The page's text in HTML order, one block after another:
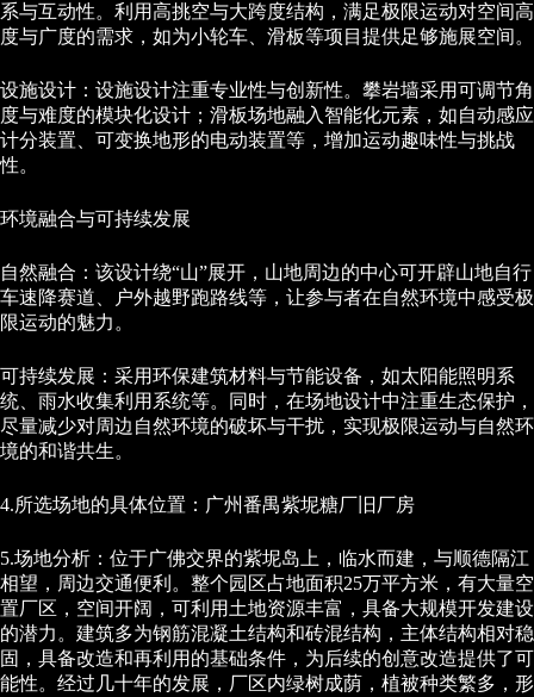
系与互动性。利用高挑空与大跨度结构，满足极限运动对空间高
度与广度的需求，如为小轮车、滑板等项目提供足够施展空间。
设施设计：设施设计注重专业性与创新性。攀岩墙采用可调节角
度与难度的模块化设计；滑板场地融入智能化元素，如自动感应
计分装置、可变换地形的电动装置等，增加运动趣味性与挑战
性。
环境融合与可持续发展
自然融合：该设计绕“山”展开，山地周边的中心可开辟山地自行
车速降赛道、户外越野跑路线等，让参与者在自然环境中感受极
限运动的魅力。
可持续发展：采用环保建筑材料与节能设备，如太阳能照明系
统、雨水收集利用系统等。同时，在场地设计中注重生态保护，
尽量减少对周边自然环境的破坏与干扰，实现极限运动与自然环
境的和谐共生。
4.所选场地的具体位置：广州番禺紫坭糖厂旧厂房
5.场地分析：位于广佛交界的紫坭岛上，临水而建，与顺德隔江
相望，周边交通便利。整个园区占地面积25万平方米，有大量空
置厂区，空间开阔，可利用土地资源丰富，具备大规模开发建设
的潜力。建筑多为钢筋混凝土结构和砖混结构，主体结构相对稳
固，具备改造和再利用的基础条件，为后续的创意改造提供了可
能性。经过几十年的发展，厂区内绿树成荫，植被种类繁多，形